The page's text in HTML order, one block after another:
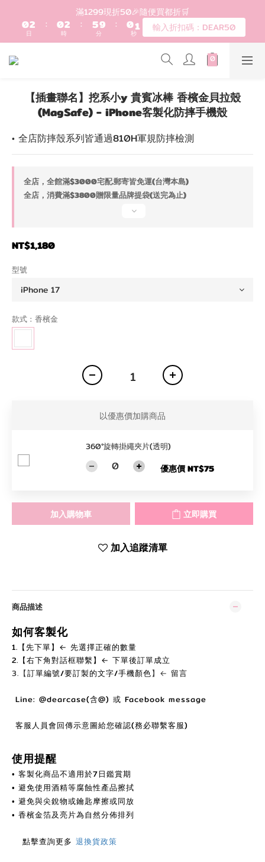
登入會員滿$1200超取免運 - 輸入折扣碼：DEAR20
滿1299現折50🎉隨便買都折🛒
02
1
日
:
02
1
時
:
6
5
4
0
9
8
4
3
2
0
分
:
1
0
1
0
秒 輸入折扣碼：DEAR50
歡迎首購!滿1000全館95折! 新客領卷去~
登入會員滿$1200超取免運 - 輸入折扣碼：DEAR20
【插畫聯名】挖系小y 貴賓冰棒 香檳金貝拉殼
(MagSafe) - iPhone客製化防摔手機殼
• 全店防摔殼系列皆通過810H軍規防摔檢測
全店，全館滿$3000宅配.郵寄皆免運(台灣本島)
全店，消費滿$3800贈限量品牌提袋(送完為止)
NT$1,180
型號
款式 : 香檳金
以優惠價加購商品
360°旋轉掛繩夾片(透明)
優惠價 NT$75
加入購物車 立即購買
加入追蹤清單
商品描述
如何客製化
1.【先下單】← 先選擇正確的數量
2.【右下角對話框聯繫】← 下單後訂單成立
3.【訂單編號/要訂製的文字/手機顏色】← 留言
Line: @dearcase(含@) 或 Facebook message
客服人員會回傳示意圖給您確認(務必聯繫客服)
使用提醒
• 客製化商品不適用於7日鑑賞期
• 避免使用酒精等腐蝕性產品擦拭
• 避免與尖銳物或鑰匙摩擦或同放
• 香檳金箔及亮片為自然分佈排列
點擊查詢更多 退換貨政策